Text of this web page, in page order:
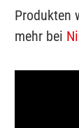
Produkten
mehr bei